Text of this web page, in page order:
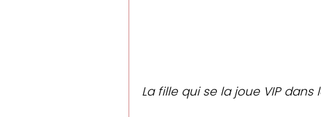
La fille qui se la joue VIP